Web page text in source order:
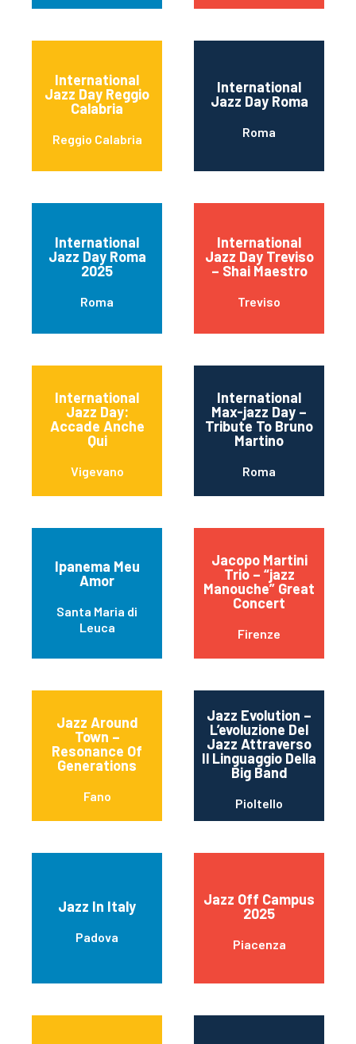
International
Jazz Day Reggio
Calabria
Reggio Calabria
International
Jazz Day Roma
Roma
International
Jazz Day Roma
2025
Roma
International
Jazz Day Treviso
– Shai Maestro
Treviso
International
Jazz Day:
Accade Anche
Qui
Vigevano
International
Max-jazz Day –
Tribute To Bruno
Martino
Roma
Ipanema Meu
Amor
Santa Maria di
Leuca
Jacopo Martini
Trio – “jazz
Manouche” Great
Concert
Firenze
Jazz Around
Town –
Resonance Of
Generations
Fano
Jazz Evolution –
L’evoluzione Del
Jazz Attraverso
Il Linguaggio Della
Big Band
Pioltello
Jazz In Italy
Padova
Jazz Off Campus
2025
Piacenza